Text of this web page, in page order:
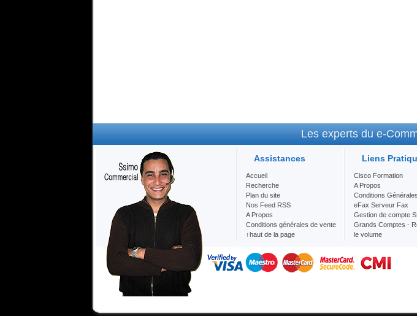
Les experts du e-
Assistances
Accueil
Recherche
Plan du site
Nos Feed RSS
A Propos
Conditions générales de vente
↑haut de la page
Liens
Cisco Formation
A Propos
Conditions Générales
eFax Serveur Fax
Gestion de compte
Grands Comptes -
le volume
Question/Réponse
Maroc - Serveur